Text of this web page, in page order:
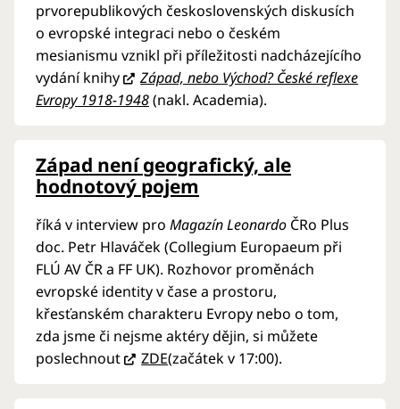
prvorepublikových československých diskusích
o evropské integraci nebo o českém
mesianismu vznikl při příležitosti nadcházejícího
vydání knihy
Západ, nebo Východ? České reflexe
Evropy 1918-1948(nakl. Academia).
Západ není geografický, ale
hodnotový pojem
říká v interview pro Magazín Leonardo ČRo Plus
doc. Petr Hlaváček (Collegium Europaeum při
FLÚ AV ČR a FF UK). Rozhovor proměnách
evropské identity v čase a prostoru,
křesťanském charakteru Evropy nebo o tom,
zda jsme či nejsme aktéry dějin, si můžete
poslechnout
ZDE(začátek v 17:00).